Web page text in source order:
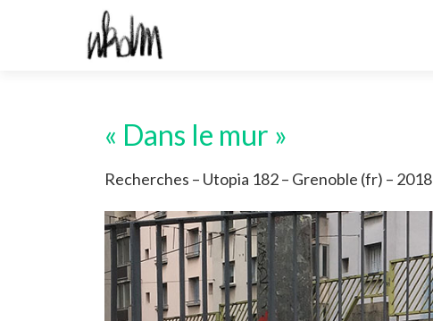
« Dans le mur »
Recherches – Utopia 182 – Grenoble (fr) – 2018